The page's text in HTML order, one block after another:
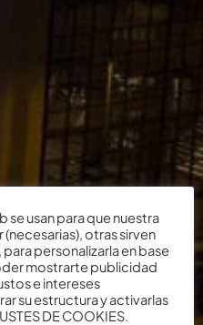
se usan para que nuestra
otras sirven
personalizarla en base
mostrarte publicidad
e intereses
su estructura y activarlas
DE COOKIES.